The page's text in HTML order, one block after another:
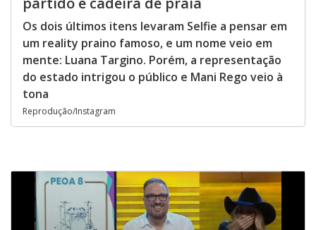
Os dois últimos itens levaram Selfie a pensar em
um reality praino famoso, e um nome veio em
mente: Luana Targino. Porém, a representação
do estado intrigou o público e Mani Rego veio à
tona
Reprodução/Instagram